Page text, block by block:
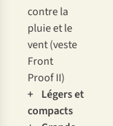
contre la
pluie et le
vent (veste
Front
Proof II)
+ Légers et
compacts